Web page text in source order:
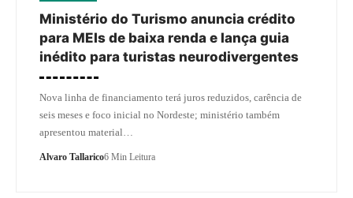
Ministério do Turismo anuncia crédito
para MEIs de baixa renda e lança guia
inédito para turistas neurodivergentes
Nova linha de financiamento terá juros reduzidos, carência de
seis meses e foco inicial no Nordeste; ministério também
apresentou material…
Alvaro Tallarico6 Min Leitura